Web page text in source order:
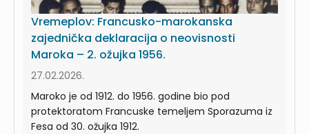
Vremeplov: Francusko-marokanska
zajednička deklaracija o neovisnosti
Maroka – 2. ožujka 1956.
27.02.2026.
Maroko je od 1912. do 1956. godine bio pod
protektoratom Francuske temeljem Sporazuma iz
Fesa od 30. ožujka 1912.